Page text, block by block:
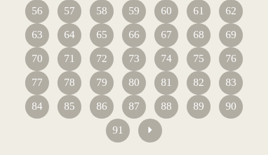
56
57 58 59 60 61
62
63
64 65 66 67 68
69
70
71 72 73 74 75
76
77
78 79 80 81 82
83
84
85 86 87 88 89
90
91